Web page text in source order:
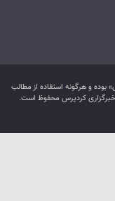
بوده و هرگونه استفاده از مطالب
خبرگزاری کردپرس محفوظ است.